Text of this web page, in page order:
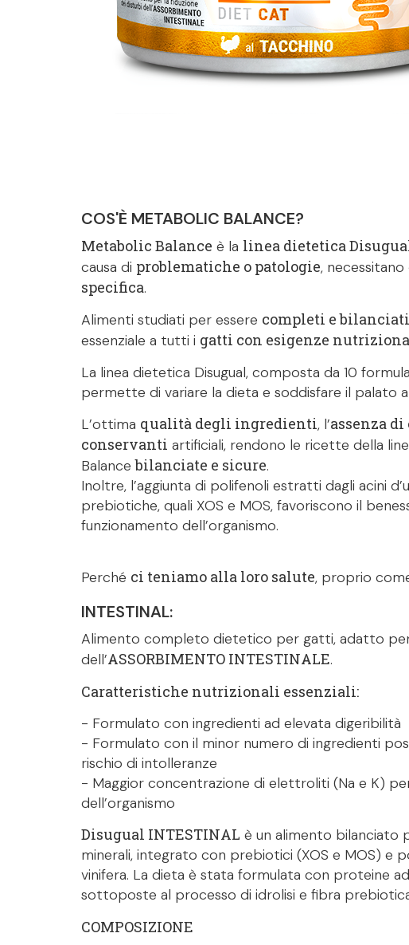
COS'È METABOLIC BALANCE?
Metabolic Balance è la linea dietetica
causa di problematiche o patologie, necessitano
specifica.
Alimenti studiati per essere completi e bilanciati
essenziale a tutti i gatti con esigenze
La linea dietetica Disugual, composta da 10
permette di variare la dieta e soddisfare il palato
L’ottima qualità degli ingredienti, l’assenza
conservanti artificiali, rendono le ricette della
Balance bilanciate e sicure.
Inoltre, l’aggiunta di polifenoli estratti dagli acini
prebiotiche, quali XOS e MOS, favoriscono il
funzionamento dell’organismo.
Perché ci teniamo alla loro salute, proprio
INTESTINAL:
Alimento completo dietetico per gatti, adatto
dell’ASSORBIMENTO INTESTINALE.
Caratteristiche nutrizionali essenziali:
- Formulato con ingredienti ad elevata digeribilità
- Formulato con il minor numero di ingredienti
rischio di intolleranze
- Maggior concentrazione di elettroliti (Na e K)
dell’organismo
Disugual INTESTINAL è un alimento bilanciato
minerali, integrato con prebiotici (XOS e MOS) e
vinifera. La dieta è stata formulata con proteine
sottoposte al processo di idrolisi e fibra
COMPOSIZIONE